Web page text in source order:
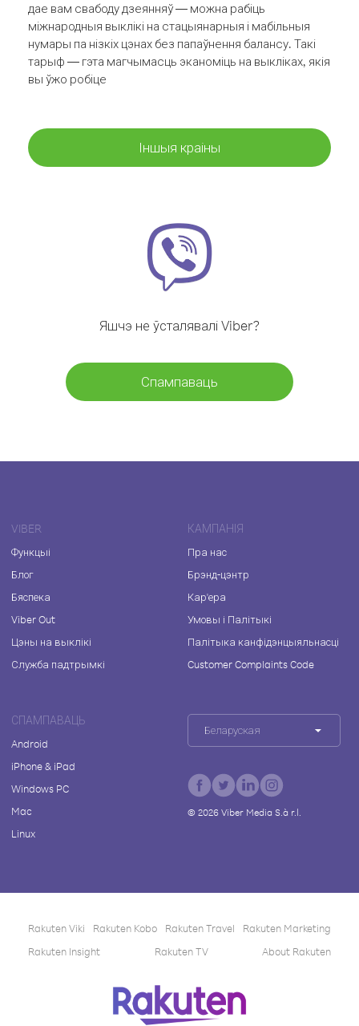
дае вам свабоду дзеянняў — можна рабіць
міжнародныя выклікі на стацыянарныя і мабільныя
нумары па нізкіх цэнах без папаўнення балансу. Такі
тарыф — гэта магчымасць эканоміць на выкліках, якія
вы ўжо робіце
Іншыя краіны
Яшчэ не ўсталявалі Viber?
Спампаваць
VIBER
Функцыі
Блог
Бяспека
Viber Out
Цэны на выклікі
Служба падтрымкі
КАМПАНІЯ
Пра нас
Брэнд-цэнтр
Кар'ера
Умовы і Палітыкі
Палітыка канфідэнцыяльнасці
Customer Complaints Code
СПАМПАВАЦЬ
Android
iPhone & iPad
Windows PC
Mac
Linux
Беларуская
© 2026Viber Media S.à r.l.
Rakuten Viki Rakuten Kobo Rakuten Travel
Rakuten Marketing
Rakuten Insight
Rakuten TV About Rakuten